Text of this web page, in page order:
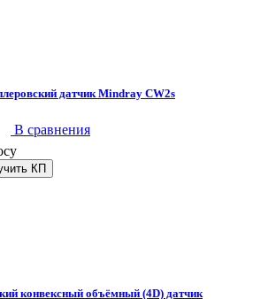
датчик Mindray CW2s
В сравнения
конвексный объёмный (4D) датчик